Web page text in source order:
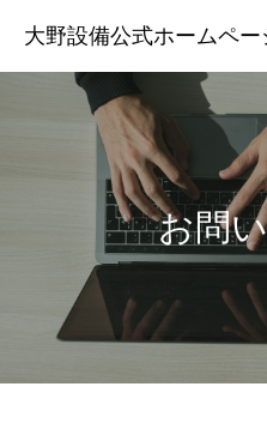
大野設備公式ホームペー
お問